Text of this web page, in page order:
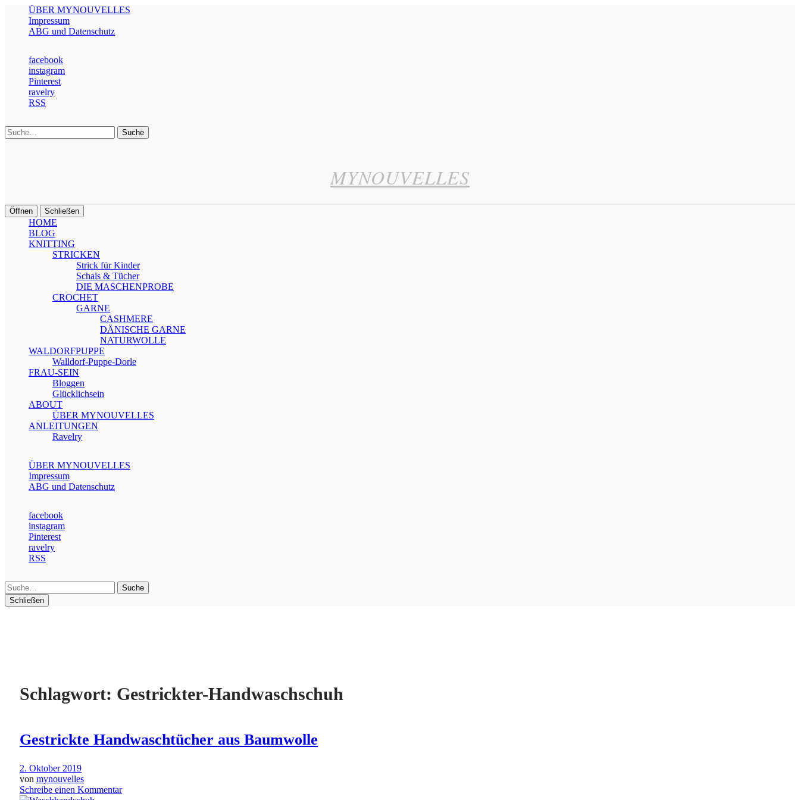
ÜBER MYNOUVELLES
Impressum
ABG und Datenschutz
facebook
instagram
Pinterest
ravelry
RSS
Suche
MYNOUVELLES
Öffnen Schließen
HOME
BLOG
KNITTING
STRICKEN
Strick für Kinder
Schals & Tücher
DIE MASCHENPROBE
CROCHET
GARNE
CASHMERE
DÄNISCHE GARNE
NATURWOLLE
WALDORFPUPPE
Walldorf-Puppe-Dorle
FRAU-SEIN
Bloggen
Glücklichsein
ABOUT
ÜBER MYNOUVELLES
ANLEITUNGEN
Ravelry
ÜBER MYNOUVELLES
Impressum
ABG und Datenschutz
facebook
instagram
Pinterest
ravelry
RSS
Suche
Schließen
Schlagwort: Gestrickter-Handwaschschuh
Gestrickte Handwaschtücher aus Baumwolle
2. Oktober 2019
von mynouvelles
Schreibe einen Kommentar